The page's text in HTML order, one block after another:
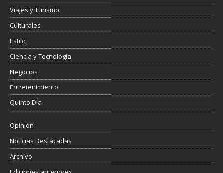
Viajes y Turismo
Culturales
Estilo
Ciencia y Tecnología
Negocios
Entretenimiento
Quinto Día
Opinión
Noticias Destacadas
Archivo